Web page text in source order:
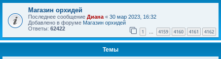
Магазин орхидей
Последнее сообщение Диана « 30 мар 2023, 16:32
Добавлено в форуме Магазин орхидей
Ответы: 62422 1 … 4159 4160 4161 4162
Темы